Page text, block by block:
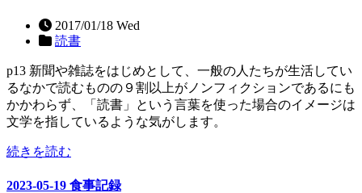
2017/01/18 Wed
読書
p13 新聞や雑誌をはじめとして、一般の人たちが生活してい
るなかで読むものの９割以上がノンフィクションであるにも
かかわらず、「読書」という言葉を使った場合のイメージは
文学を指しているような気がします。
続きを読む
2023-05-19 食事記録